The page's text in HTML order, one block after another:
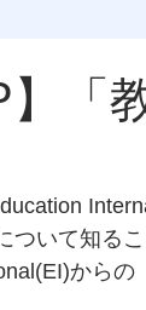
】「
ついて知る
から